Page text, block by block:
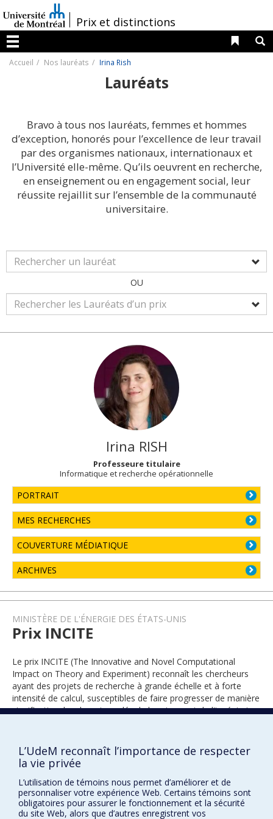
au
contenu
/Prix et distinctions
Menu
Liens
Accueil Nos lauréats Irina Rish
Lauréats
Bravo à tous nos lauréats, femmes et hommes
d’exception, honorés pour l’excellence de leur travail
par des organismes nationaux, internationaux et
l’Université elle-même. Qu’ils oeuvrent en recherche,
en enseignement ou en engagement social, leur
réussite rejaillit sur l’ensemble de la communauté
universitaire.
OU
Irina RISH
Professeure titulaire
Informatique et recherche opérationnelle
PORTRAIT
MES RECHERCHES
COUVERTURE MÉDIATIQUE
ARCHIVES
MINISTÈRE DE L'ÉNERGIE DES ÉTATS-UNIS
Prix INCITE
Le prix INCITE (The Innovative and Novel Computational
Impact on Theory and Experiment) reconnaît les chercheurs
ayant des projets de recherche à grande échelle et à forte
intensité de calcul, susceptibles de faire progresser de manière
significative des domaines clés de la science et de l'ingénierie.
2022
L’UdeM reconnaît l’importance de respecter
la vie privée
L’utilisation de témoins nous permet d’améliorer et de
personnaliser votre expérience Web. Certains témoins sont
obligatoires pour assurer le fonctionnement et la sécurité
du site Web, alors que d’autres enregistrent vos